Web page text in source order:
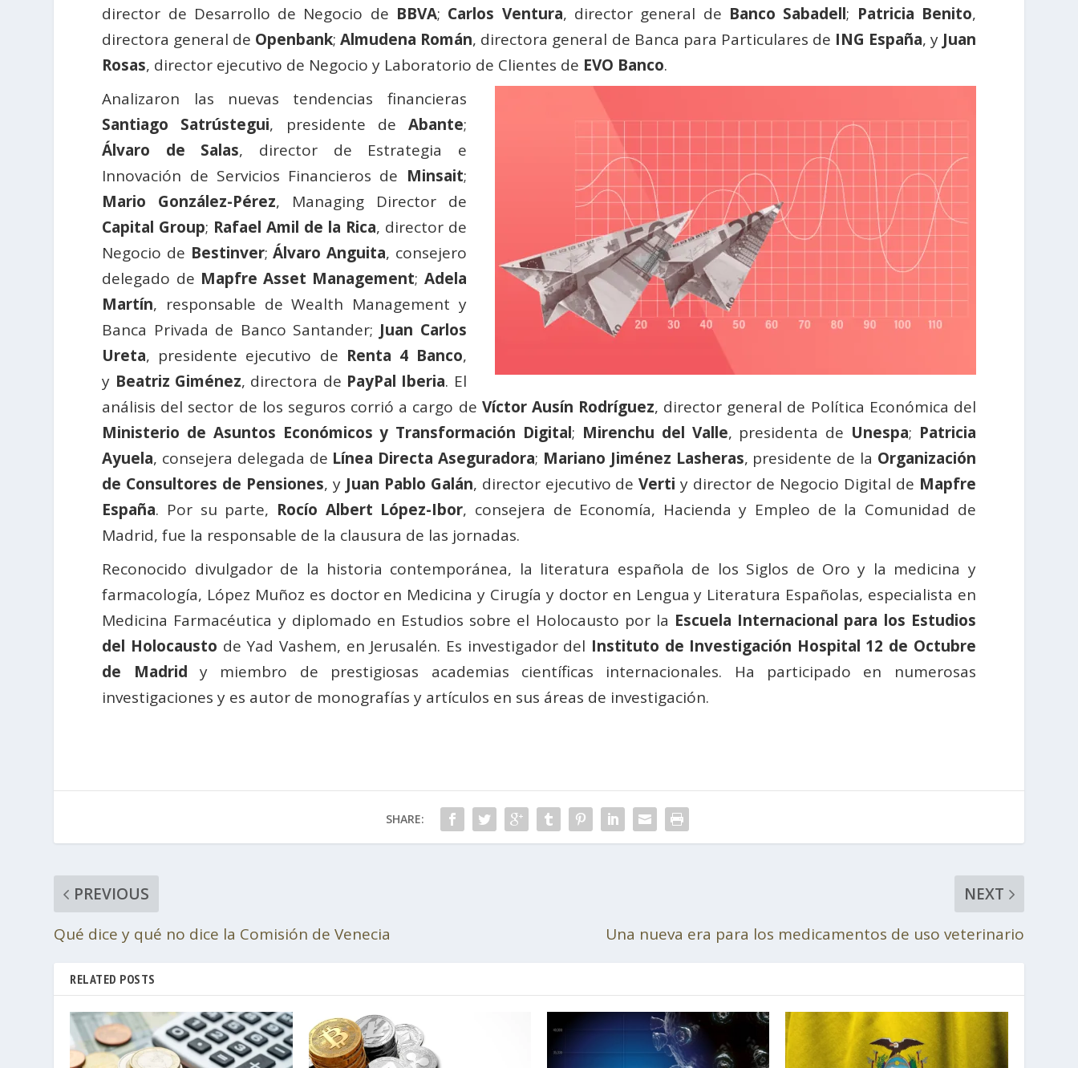
director de Desarrollo de Negocio de BBVA; Carlos Ventura, director general de Banco Sabadell; Patricia Benito,
directora general de Openbank;Almudena Román, directora general de Banca para Particulares de ING España, y Juan
Rosas, director ejecutivo de Negocio y Laboratorio de Clientes de EVO Banco.
Analizaron las nuevas tendencias financieras
Santiago Satrústegui, presidente de Abante;
Álvaro de Salas, director de Estrategia e
Innovación de Servicios Financieros de Minsait;
Mario González-Pérez, Managing Director de
Capital Group; Rafael Amil de la Rica, director de
Negocio de Bestinver;Álvaro Anguita, consejero
delegado de Mapfre Asset Management; Adela
Martín, responsable de Wealth Management y
Banca Privada de Banco Santander; Juan Carlos
Ureta, presidente ejecutivo de Renta 4 Banco,
y Beatriz Giménez, directora de PayPal Iberia. El
análisis del sector de los seguros corrió a cargo de Víctor Ausín Rodríguez, director general de Política Económica del
Ministerio de Asuntos Económicos y Transformación Digital; Mirenchu del Valle, presidenta de Unespa; Patricia
Ayuela, consejera delegada de Línea Directa Aseguradora; Mariano Jiménez Lasheras, presidente de la Organización
de Consultores de Pensiones, y Juan Pablo Galán, director ejecutivo deVerti y director de Negocio Digital de Mapfre
España. Por su parte, Rocío Albert López-Ibor, consejera de Economía, Hacienda y Empleo de la Comunidad de
Madrid, fue la responsable de la clausura de las jornadas.
Reconocido divulgador de la historia contemporánea, la literatura española de los Siglos de Oro y la medicina y
farmacología, López Muñoz es doctor en Medicina y Cirugía y doctor en Lengua y Literatura Españolas, especialista en
Medicina Farmacéutica y diplomado en Estudios sobre el Holocausto por la Escuela Internacional para los Estudios
del Holocausto de Yad Vashem, en Jerusalén. Es investigador del Instituto de Investigación Hospital 12 de Octubre
de Madrid y miembro de prestigiosas academias científicas internacionales. Ha participado en numerosas
investigaciones y es autor de monografías y artículos en sus áreas de investigación.
SHARE:
PREVIOUS
Qué dice y qué no dice la Comisión de Venecia
NEXT
Una nueva era para los medicamentos de uso veterinario
RELATED POSTS